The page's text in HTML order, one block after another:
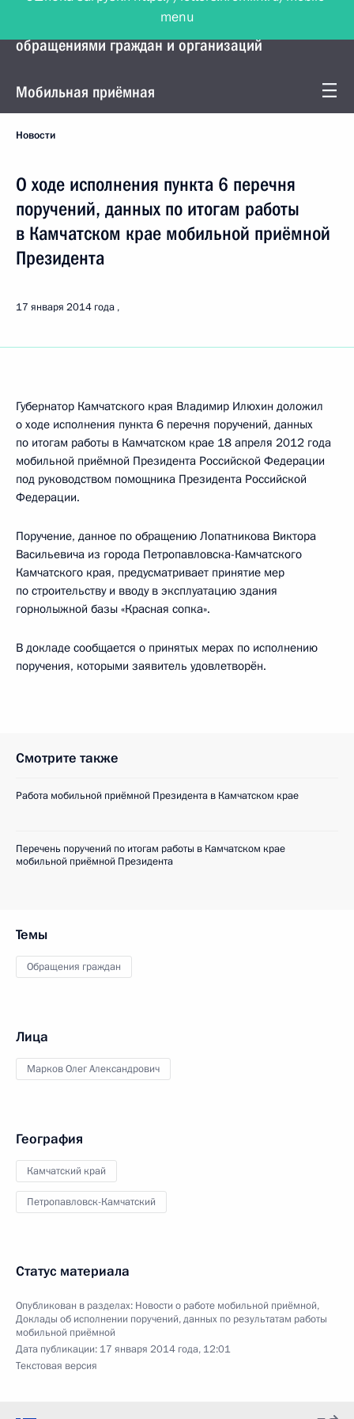
Управление Президента по работе с
обращениями граждан и организаций
Мобильная приёмная
Новости
О ходе исполнения пункта 6 перечня
поручений, данных по итогам работы
в Камчатском крае мобильной приёмной
Президента
17 января 2014 года
Губернатор Камчатского края Владимир Илюхин доложил
о ходе исполнения пункта 6 перечня поручений, данных
по итогам работы в Камчатском крае 18 апреля 2012 года
мобильной приёмной Президента Российской Федерации
под руководством помощника Президента Российской
Федерации.
Поручение, данное по обращению Лопатникова Виктора
Васильевича из города Петропавловска-Камчатского
Камчатского края, предусматривает принятие мер
по строительству и вводу в эксплуатацию здания
горнолыжной базы «Красная сопка».
В докладе сообщается о принятых мерах по исполнению
поручения, которыми заявитель удовлетворён.
Смотрите также
Работа мобильной приёмной Президента в Камчатском крае
Перечень поручений по итогам работы в Камчатском крае
мобильной приёмной Президента
Темы
Обращения граждан
Лица
Марков Олег Александрович
География
Камчатский край
Петропавловск-Камчатский
Статус материала
Опубликован в разделах: Новости о работе мобильной приёмной,
Доклады об исполнении поручений, данных по результатам работы
мобильной приёмной
Дата публикации: 17 января 2014 года, 12:01
Текстовая версия
menu